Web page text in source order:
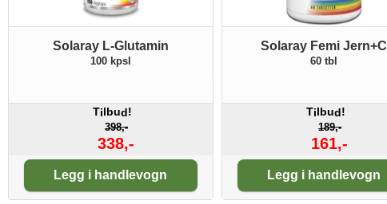
Solaray L-Glutamin
100 kpsl
Tilbud!
398,-
338,-
Legg i handlevogn
Solaray Femi Jern+C
60 tbl
Tilbud!
189,-
161,-
Legg i handlevogn